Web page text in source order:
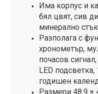
Има корпус и
бял цвят, сив
минерално
Разполага с
хронометър,
почасов
LED
годишен
Размери 48.9 ×